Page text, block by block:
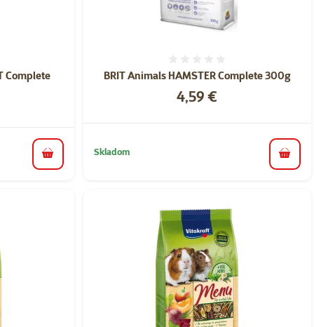
Complete
do košíka
BRIT Animals HAMSTER Complete 300g
Cena
4,59 €
Skladom
do